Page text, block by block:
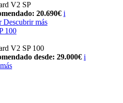
V2 SP
20.690€ i
Descubrir más
100
V2 SP 100
desde: 29.000€ i